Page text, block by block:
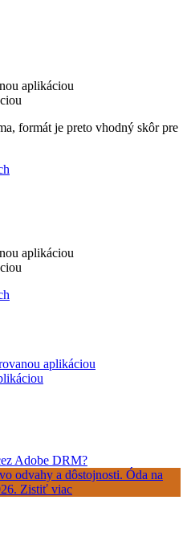
aplikáciou
formát je preto vhodný skôr pre
aplikáciou
aplikáciou
Adobe DRM?